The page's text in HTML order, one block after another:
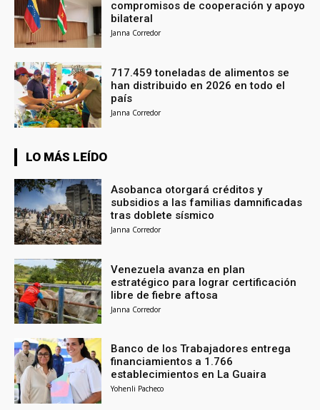
compromisos de cooperación y apoyo
bilateral
Janna Corredor
717.459 toneladas de alimentos se
han distribuido en 2026 en todo el
país
Janna Corredor
LO MÁS LEÍDO
Asobanca otorgará créditos y
subsidios a las familias damnificadas
tras doblete sísmico
Janna Corredor
Venezuela avanza en plan
estratégico para lograr certificación
libre de fiebre aftosa
Janna Corredor
Banco de los Trabajadores entrega
financiamientos a 1.766
establecimientos en La Guaira
Yohenli Pacheco